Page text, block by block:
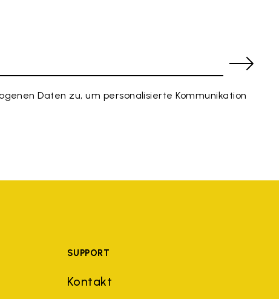
Daten zu, um personalisierte Kommunikation
SUPPORT
Kontakt